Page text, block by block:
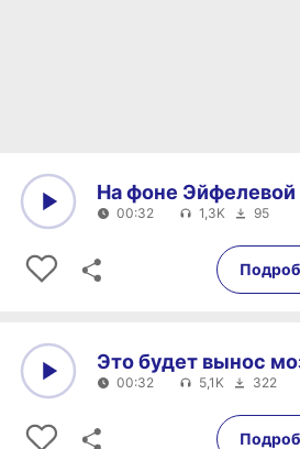
00:32
На фоне
00:32 1,3K 95
00:32
Это будет вынос
00:32 5,1K 322